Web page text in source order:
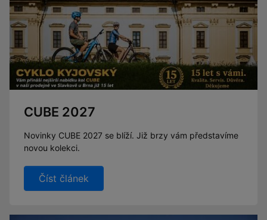
CUBE 2027
Novinky CUBE 2027 se blíží. Již brzy vám představíme
novou kolekci.
Číst článek